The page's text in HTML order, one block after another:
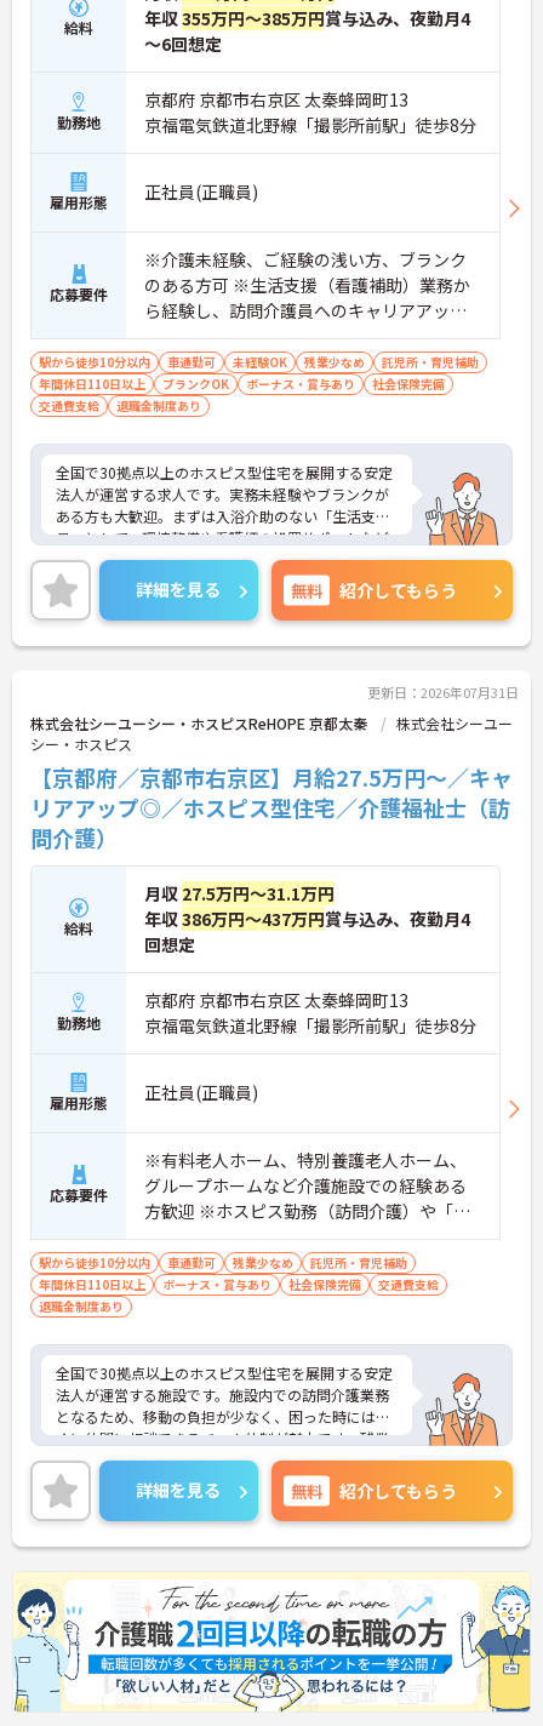
・入社時は先輩スタッフの同行訪問からスタートす
るため、訪問介護未経験の方も安心して業務に慣れ
ることができます
・訪問診療医と24時間連携し、チームで看取りに取
り組む体制が整っているため、「看取りのプロ」と
して他施設では得られない経験を積むことができま
【頑張りがしっかり給与・評価に反映される職場で
す】
・処遇改善手当78,000円、賞与は年2回＋処遇改善
・入社半年でリーダーを任されたスタッフの実績が
あるなど、年次にかかわらず頑張りが評価され、キ
ャリアアップを実現できる職場環境です
【働きやすい休日・残業面と、長く安心して働ける
福利厚生が魅力です】
・月9日公休に加え、夏季・冬季休暇各3日が確保さ
れており（年間休日113日）、オンオフのメリハリ
をつけて働くことができます。
・全社平均残業月5時間程度と、業界平均を大きく
下回る少ない残業時間を実現しています
・退職金制度（勤続3年以上）・保育手当・育児短
時間勤務・マインドフルネスプログラムなど、長期
的に安心して働き続けるための制度が充実していま
す
給料
年収355万円～385万円賞与込み、夜勤月4
～6回想定
勤務地
京都府 京都市右京区 太秦蜂岡町13
京福電気鉄道北野線「撮影所前駅」徒歩8分
雇用形態 正社員(正職員)
応募要件
※介護未経験、ご経験の浅い方、ブランク
のある方可 ※生活支援（看護補助）業務か
ら経験し、訪問介護員へのキャリアアップ
を目指せます
駅から徒歩10分以内 車通勤可 未経験OK 残業少なめ
託児所・育児補助
年間休日110日以上
ブランクOK ボーナス・賞与あり
社会保険完備
交通費支給
退職金制度あり
全国で30拠点以上のホスピス型住宅を展開する安定
法人が運営する求人です。実務未経験やブランクが
ある方も大歓迎。まずは入浴介助のない「生活支援
員」として、環境整備や看護師の処置サポートなど
の業務からスタートし、無理なくホスピスケアの経
験を積むことができ、ゆくゆくは訪問介護員へステ
ップアップすることも可能です。残業は全社平均残
業月5時間程度と少なく、連続休暇の取得で支援金
が支給される独自の制度や、自由診療の割引が受け
で、24時間連携の訪問診療医もいるため、医療依存
度の高い方へのケアもチームで安心して取り組める
環境です。
★おすすめPOINT★
【無理なくステップアップできる業務内容】
・実務未経験からでも挑戦可能です
・入浴介助なし、まずは生活支援や看護師のサポー
トからスタートできます
・資格取得支援制度を活用し、将来的に訪問介護員
を目指せる環境です
【手厚い待遇と働きやすさの両立】
・介護福祉士手当25,000円あり
・残業は全社平均残業月5時間程度と少なくプライ
ベートの時間を確保できます
・3日以上の連続休暇取得で支援金が支給される独
自の制度があります
・夏季・冬季の特別休暇があり年間休日は113日し
っかりと休めます
【安心の教育・チームサポート体制】
・2日間のオンライン研修と個人のペースに合わせ
たOJTを実施しています
詳細を見る 無料 紹介してもらう
更新日：2026年07月31日
株式会社シーユーシー・ホスピスReHOPE 京都太秦
株式会社シーユー
シー・ホスピス
【京都府／京都市右京区】月給27.5万円～／キャ
リアアップ◎／ホスピス型住宅／介護福祉士（訪
問介護）
給料
月収 27.5万円～31.1万円
年収386万円～437万円賞与込み、夜勤月4
回想定
勤務地
京都府 京都市右京区 太秦蜂岡町13
京福電気鉄道北野線「撮影所前駅」徒歩8分
雇用形態 正社員(正職員)
応募要件
※有料老人ホーム、特別養護老人ホーム、
グループホームなど介護施設での経験ある
方歓迎 ※ホスピス勤務（訪問介護）や「看
取り」が初めての方も可
駅から徒歩10分以内 車通勤可 残業少なめ
託児所・育児補助
年間休日110日以上
ボーナス・賞与あり 社会保険完備
交通費支給
退職金制度あり
全国で30拠点以上のホスピス型住宅を展開する安定
法人が運営する施設です。施設内での訪問介護業務
となるため、移動の負担が少なく、困った時にはす
ぐに仲間に相談できるチーム体制が魅力です。残業
は全社平均残業月5時間程度と少なく、3日以上の連
続休暇で支援金が支給される独自の制度や、美容皮
膚科などの割引が受けられる福利厚生も充実してい
ます。ホスピスケアが初めてでも、充実した入社時
研修と資格取得支援制度を活用し、専門性を高めな
がらご自身のキャリアアップを目指すことができま
す。ご入居者さまの生きる喜びに寄り添いながらチ
ームで協力しながらより良いケアを提供したい方に
ぴったりの環境です。
★おすすめPOINT★
【「看取り・難病ケアのプロ」として成長できる環
詳細を見る 無料 紹介してもらう